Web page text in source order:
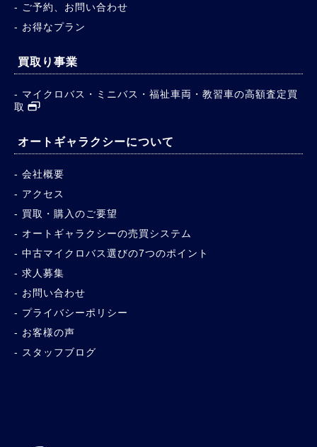
ご予約、お問い合わせ
お得なプラン
買取り事業
マイクロバス・ミニバス・福祉車両・教習車の高額査定買
取
オートギャラクシーについて
会社概要
アクセス
買取・購入のご要望
オートギャラクシーの売買システム
中古マイクロバス選びの7つのポイント
求人募集
お問い合わせ
プライバシーポリシー
お客様の声
スタッフブログ